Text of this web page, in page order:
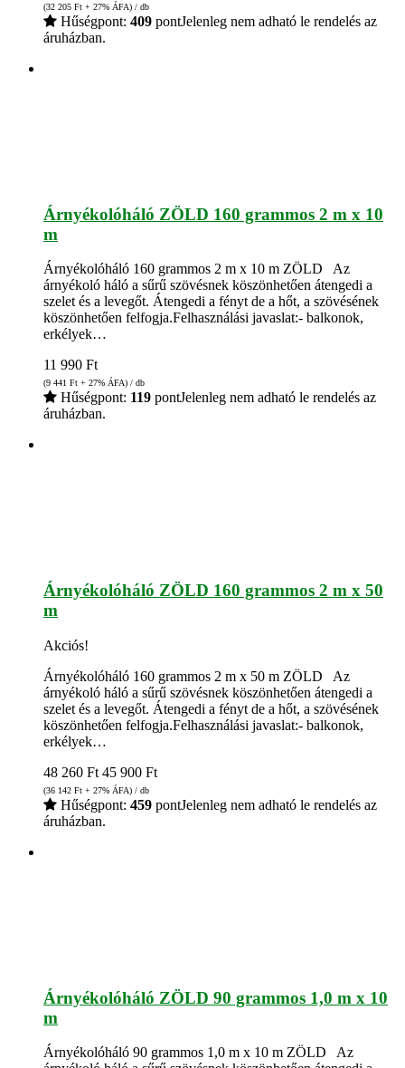
(32 205 Ft + 27% ÁFA) / db
Hűségpont: 409 pontJelenleg nem adható le rendelés az
áruházban.
Árnyékolóháló ZÖLD 160 grammos 2 m x 10
m
Árnyékolóháló 160 grammos 2 m x 10 m ZÖLD Az
árnyékoló háló a sűrű szövésnek köszönhetően átengedi a
szelet és a levegőt. Átengedi a fényt de a hőt, a szövésének
köszönhetően felfogja.Felhasználási javaslat:- balkonok,
erkélyek…
11 990 Ft
(9 441 Ft + 27% ÁFA) / db
Hűségpont: 119 pontJelenleg nem adható le rendelés az
áruházban.
Árnyékolóháló ZÖLD 160 grammos 2 m x 50
m
Akciós!
Árnyékolóháló 160 grammos 2 m x 50 m ZÖLD Az
árnyékoló háló a sűrű szövésnek köszönhetően átengedi a
szelet és a levegőt. Átengedi a fényt de a hőt, a szövésének
köszönhetően felfogja.Felhasználási javaslat:- balkonok,
erkélyek…
48 260 Ft 45 900 Ft
(36 142 Ft + 27% ÁFA) / db
Hűségpont: 459 pontJelenleg nem adható le rendelés az
áruházban.
Árnyékolóháló ZÖLD 90 grammos 1,0 m x 10
m
Árnyékolóháló 90 grammos 1,0 m x 10 m ZÖLD Az